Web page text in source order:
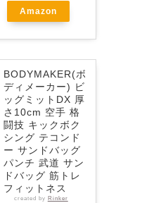
Amazon
BODYMAKER(ボ
ディメーカー) ビ
ッグミットDX 厚
さ10cm 空手 格
闘技 キックボク
シング テコンド
ー サンドバッグ
パンチ 武道 サン
ドバッグ 筋トレ
フィットネス
created by Rinker